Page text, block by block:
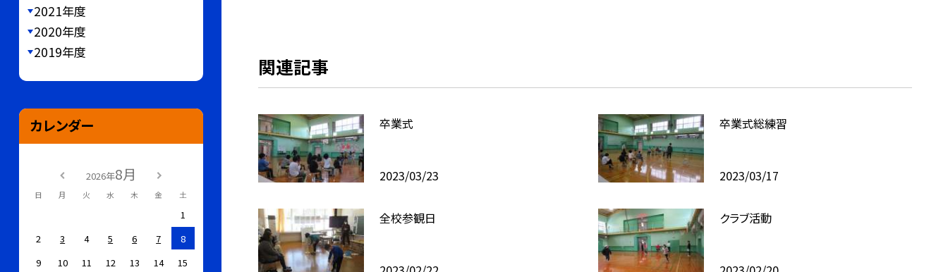
関連記事
卒業式
2023/03/23
卒業式総練習
2023/03/17
全校参観日 クラブ活動
2021年度
2020年度
2019年度
カレンダー
2026年8月
日 月 火 水 木 金 土
1
2
3 4 5 6 7
8
9
10 11 12 13 14
15